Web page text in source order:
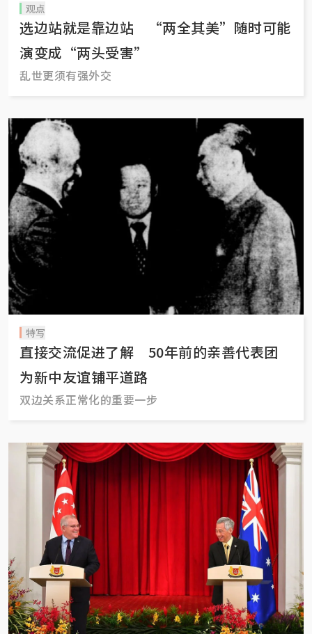
观点
选边站就是靠边站 “两全其美”随时可能
演变成“两头受害”
乱世更须有强外交
特写
直接交流促进了解 50年前的亲善代表团
为新中友谊铺平道路
双边关系正常化的重要一步